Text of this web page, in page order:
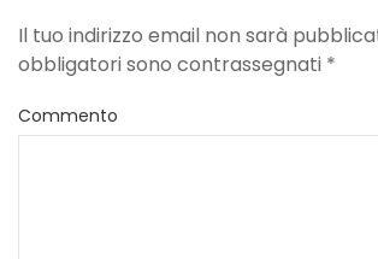
Il tuo indirizzo email non sarà
obbligatori sono contrassegnati *
Commento